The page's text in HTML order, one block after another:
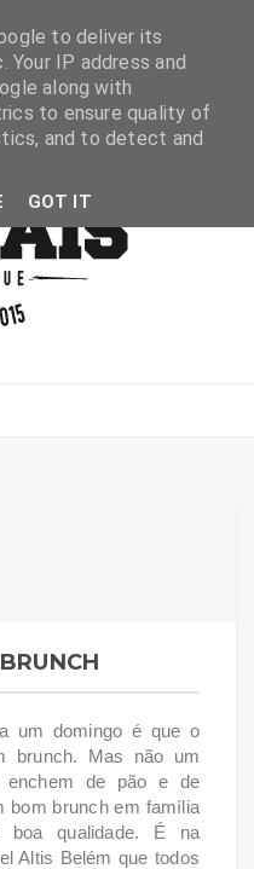
um domingo é que o
brunch. Mas não um
enchem de pão e de
bom brunch em família
qualidade. É na
Altis Belém que todos
to deliver its
IP address and
along with
to ensure quality of
and to detect and
GOT IT